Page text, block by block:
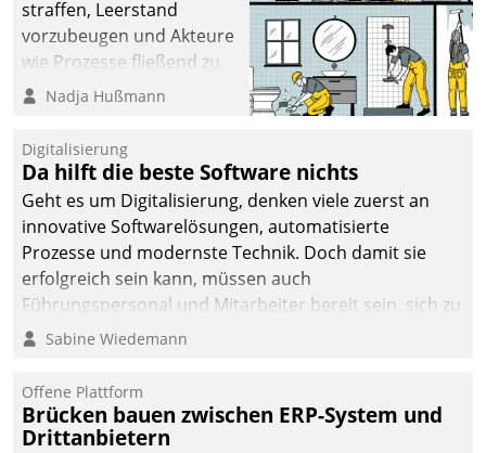
straffen, Leerstand
vorzubeugen und Akteure
wie Prozesse fließend zu
vernetzen, nutzt die
Jahresbeginn eine
Überblick, Einsicht und
Eingriff bietende Lösung.
Zur Entwicklung setzte
man auf
Cloudtechnologie,
bewährte und Startup-
agile Projektmethoden.
Nadja Hußmann
Digitalisierung
Da hilft die beste Software nichts
Geht es um Digitalisierung, denken viele zuerst an
innovative Softwarelösungen, automatisierte
Prozesse und modernste Technik. Doch damit sie
erfolgreich sein kann, müssen auch
Führungspersonal und Mitarbeiter bereit sein, sich zu
verändern und anzupassen, sonst werden sie an ihr
Sabine Wiedemann
Offene Plattform
Brücken bauen zwischen ERP-System und
Drittanbietern